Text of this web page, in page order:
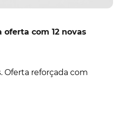
oferta com 12 novas